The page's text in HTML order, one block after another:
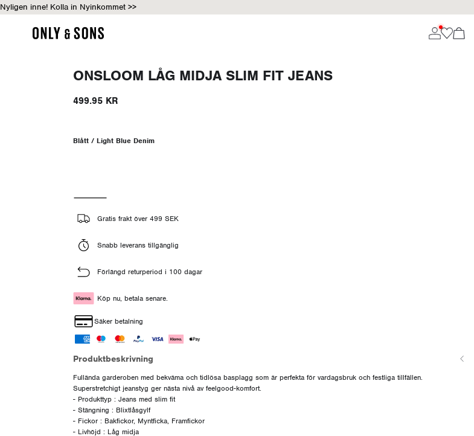
Nyligen inne! Kolla in Nyinkommet >>
ONSLOOM LÅG MIDJA SLIM FIT JEANS
499.95 KR
Blått / Light Blue Denim
Gratis frakt över 499 SEK
Snabb leverans tillgänglig
Förlängd returperiod i 100 dagar
Köp nu, betala senare.
Säker betalning
Produktbeskrivning
Fullända garderoben med bekväma och tidlösa basplagg som är perfekta för vardagsbruk och festliga tillfällen.
Superstretchigt jeanstyg ger nästa nivå av feelgood-komfort.
- Produkttyp : Jeans med slim fit
- Stängning : Blixtlåsgylf
- Fickor : Bakfickor, Myntficka, Framfickor
- Livhöjd : Låg midja